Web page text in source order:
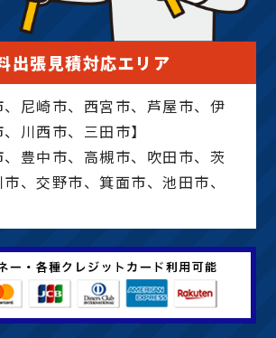
出張見積対応エリア
尼崎市、西宮市、芦屋市、伊
川西市、三田市】
豊中市、高槻市、吹田市、茨
、交野市、箕面市、池田市、